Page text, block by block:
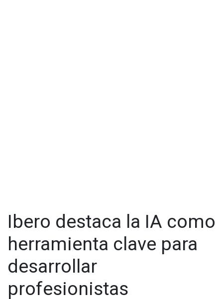
Ibero destaca la IA como
herramienta clave para
desarrollar
profesionistas